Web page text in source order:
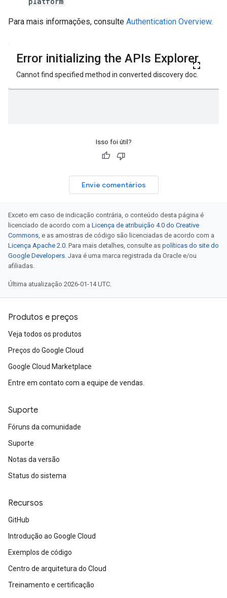
Para mais informações, consulte Authentication Overview.
Isso foi útil?
Envie comentários
Exceto em caso de indicação contrária, o conteúdo desta página é
licenciado de acordo com a Licença de atribuição 4.0 do Creative
Commons, e as amostras de código são licenciadas de acordo com a
Licença Apache 2.0. Para mais detalhes, consulte as políticas do site do
Google Developers. Java é uma marca registrada da Oracle e/ou
afiliadas.
Última atualização 2026-01-14 UTC.
Produtos e preços
Veja todos os produtos
Preços do Google Cloud
Google Cloud Marketplace
Entre em contato com a equipe de vendas.
Suporte
Fóruns da comunidade
Suporte
Notas da versão
Status do sistema
Recursos
GitHub
Introdução ao Google Cloud
Exemplos de código
Centro de arquitetura do Cloud
Treinamento e certificação